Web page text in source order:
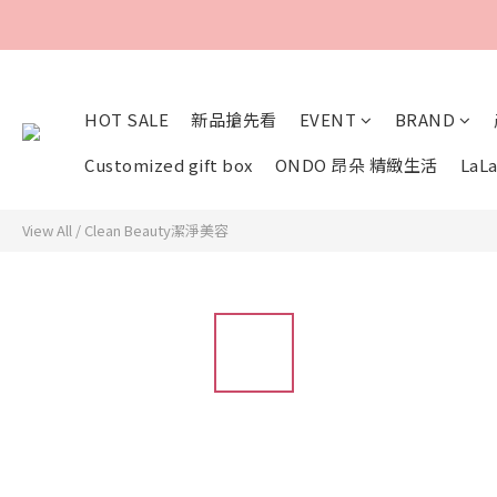
HOT SALE 新品搶先看 EVENT BRAND
Customized gift box
ONDO 昂朵 精緻生活
View All / Clean Beauty潔淨美容